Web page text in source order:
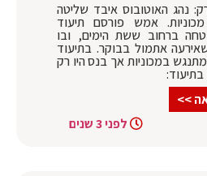
נהג האוטובוס איבד שליטה
אמש פורסם תיעוד
ברחוב ששת הימים, ובו
אתמול בבוקר. בתיעוד
במכוניות אך בנס היו רק
>>
לפני 3 שנים